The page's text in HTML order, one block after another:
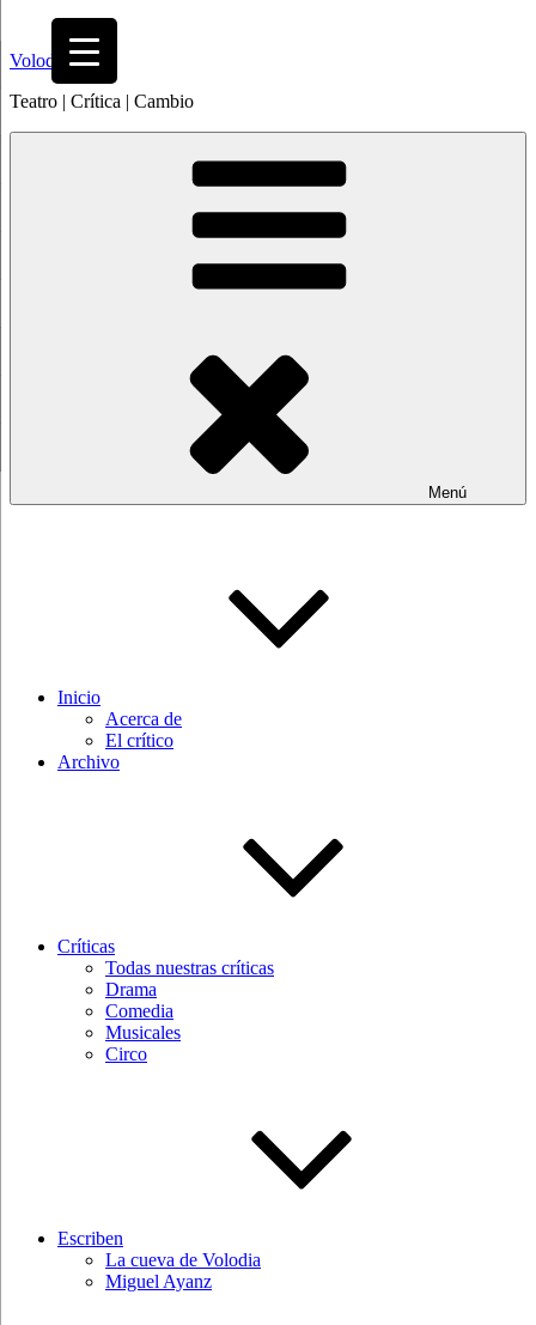
contenido
Volodia
Teatro | Crítica | Cambio
Menú
Inicio
Acerca de
El crítico
Archivo
Críticas
Todas nuestras críticas
Drama
Comedia
Musicales
Circo
Escriben
La cueva de Volodia
Miguel Ayanz